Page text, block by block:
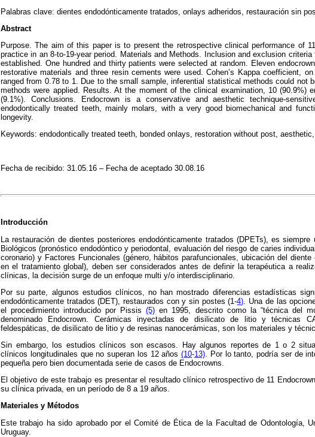
Palabras clave: dientes endodónticamente tratados, onlays adheridos, restauración sin
Abstract
Purpose. The aim of this paper is to present the retrospective clinical performance of
practice in an 8-to-19-year period. Materials and Methods. Inclusion and exclusion
established. One hundred and thirty patients were selected at random. Eleven
restorative materials and three resin cements were used. Cohen’s Kappa coefficient,
ranged from 0.78 to 1. Due to the small sample, inferential statistical methods could not
methods were applied. Results. At the moment of the clinical examination, 10 (90.9%)
(9.1%). Conclusions. Endocrown is a conservative and aesthetic technique-
endodontically treated teeth, mainly molars, with a very good biomechanical and
longevity.
Keywords: endodontically treated teeth, bonded onlays, restoration without post,
Fecha de recibido: 31.05.16 – Fecha de aceptado 30.08.16
Introducción
La restauración de dientes posteriores endodónticamente tratados (DPETs), es
Biológicos (pronóstico endodóntico y periodontal, evaluación del riesgo de caries
coronario) y Factores Funcionales (género, hábitos parafuncionales, ubicación del
en el tratamiento global), deben ser considerados antes de definir la terapéutica a
clínicas, la decisión surge de un enfoque multi y/o interdisciplinario.
Por su parte, algunos estudios clínicos, no han mostrado diferencias estadísticas
endodónticamente tratados (DET), restaurados con y sin postes (1-4) . Una de las
el procedimiento introducido por Pissis(5) en 1995, descrito como la “técnica del
denominado Endocrown. Cerámicas inyectadas de disilicato de litio y técnicas
feldespáticas, de disilicato de litio y de resinas nanocerámicas, son los materiales y
Sin embargo, los estudios clínicos son escasos. Hay algunos reportes de 1 o 2
clínicos longitudinales que no superan los 12 años (10-13) . Por lo tanto, podría ser de
pequeña pero bien documentada serie de casos de Endocrowns.
El objetivo de este trabajo es presentar el resultado clínico retrospectivo de 11
su clínica privada, en un período de 8 a 19 años.
Materiales y Métodos
Este trabajo ha sido aprobado por el Comité de Ética de la Facultad de Odontología,
Uruguay.